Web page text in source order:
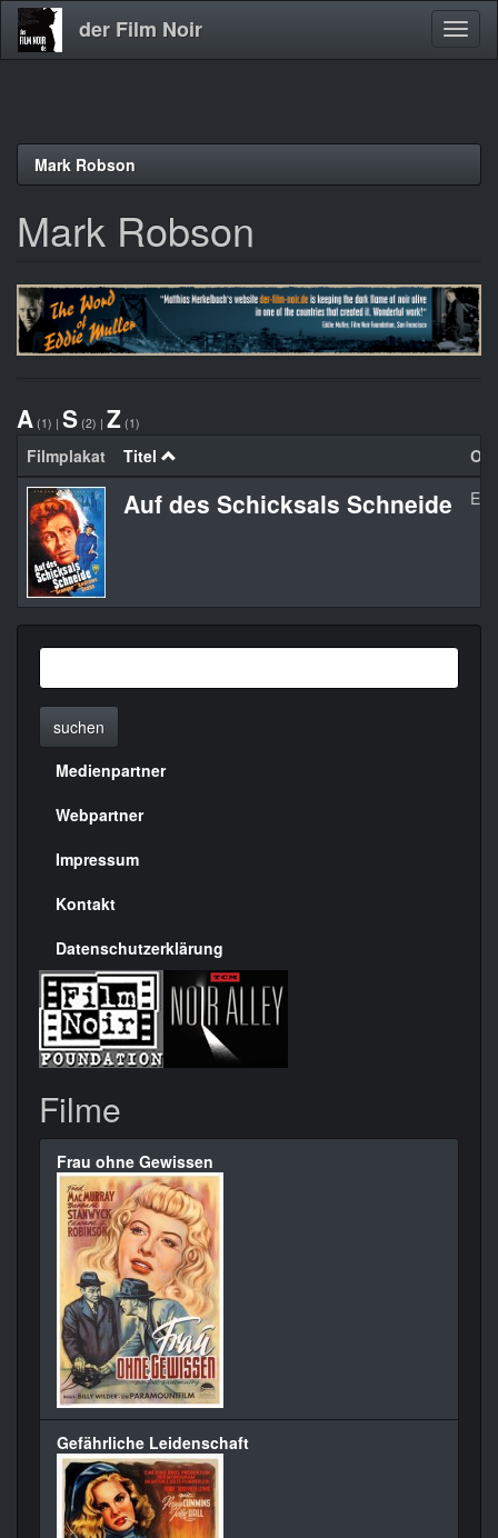
Direkt
der Film Noir
Mark Robson
Mark Robson
A (1) | S (2) | Z (1)
Filmplakat Titel
Auf des Schicksals Schneide
suchen
Menülinks
rechte
Seite
Medienpartner
Webpartner
Impressum
Kontakt
Datenschutzerklärung
Filme
Frau ohne Gewissen
Gefährliche Leidenschaft